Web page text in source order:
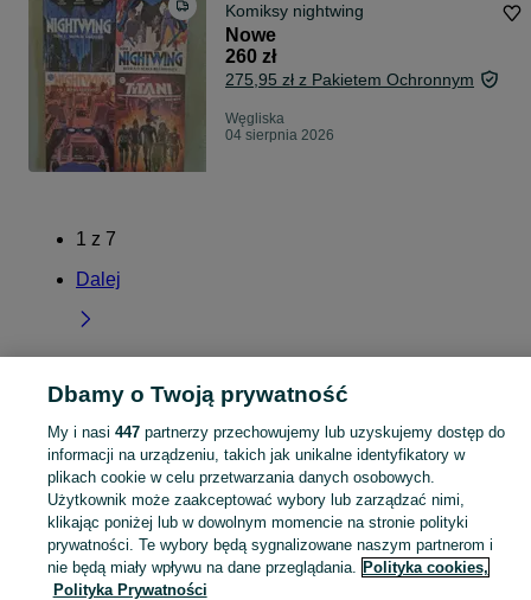
Komiksy nightwing
Nowe
260 zł
275,95 zł z Pakietem Ochronnym
Węgliska
04 sierpnia 2026
1 z 7
Dalej
Strona główna Podkarpackie Węgliska
KATEGORIA
Skorzystaj z największego serwisu ogłoszeniowego - Węgliska i okolice! Kupuj to, czego pragniesz i sprzedawaj to, czego już nie potrzebujesz! Zobacz
Mapa kategorii
Dbamy o Twoją prywatność
My i nasi 447partnerzy przechowujemy lub uzyskujemy dostęp do
informacji na urządzeniu, takich jak unikalne identyfikatory w
plikach cookie w celu przetwarzania danych osobowych.
Użytkownik może zaakceptować wybory lub zarządzać nimi,
klikając poniżej lub w dowolnym momencie na stronie polityki
prywatności. Te wybory będą sygnalizowane naszym partnerom i
nie będą miały wpływu na dane przeglądania. Polityka cookies,
Polityka Prywatności